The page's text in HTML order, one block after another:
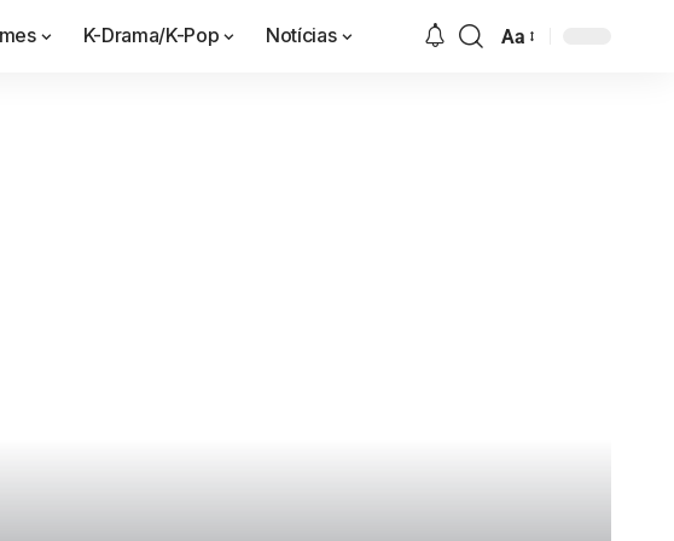
K-Drama/K-Pop Notícias Aa